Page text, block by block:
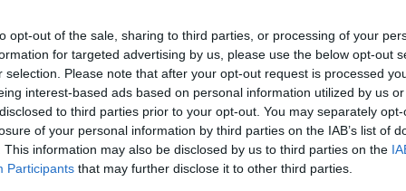
opt-out of the sale, sharing to third parties, or processing of your
for targeted advertising by us, please use the below opt-out
selection. Please note that after your opt-out request is processed
interest-based ads based on personal information utilized by us
to third parties prior to your opt-out. You may separately
of your personal information by third parties on the IAB’s list of
This information may also be disclosed by us to third parties on the
Participants that may further disclose it to other third parties.
TOVÁBB
Tetszik 0
Szólj hozzá!
sors Könyvajánló Magvető Kiadó
Marianna D. Birnbaum